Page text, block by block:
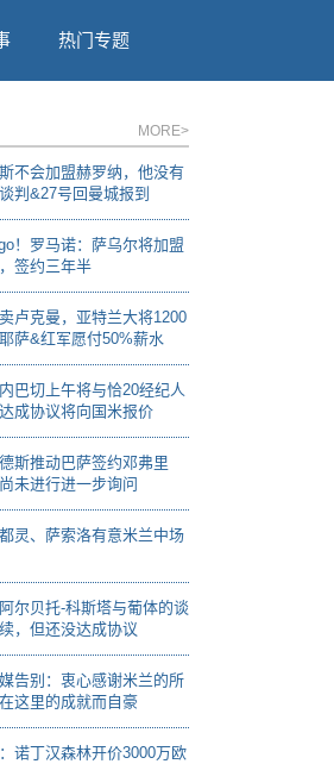
热门专题
MORE>
不会加盟赫罗纳，他没有
判&27号回曼城报到
！罗马诺：萨乌尔将加盟
签约三年半
卢克曼，亚特兰大将1200
萨&红军愿付50%薪水
巴切上午将与恰20经纪人
成协议将向国米报价
斯推动巴萨签约邓弗里
未进行进一步询问
灵、萨索洛有意米兰中场
尔贝托-科斯塔与葡体的谈
，但还没达成协议
告别：衷心感谢米兰的所
这里的成就而自豪
诺丁汉森林开价3000万欧